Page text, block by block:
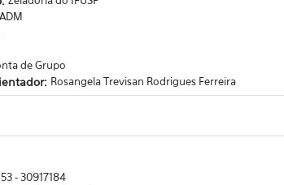
ADM
de Grupo
Rosangela Trevisan Rodrigues Ferreira
- 30917184